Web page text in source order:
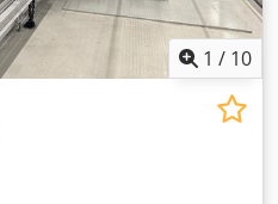
1 / 10